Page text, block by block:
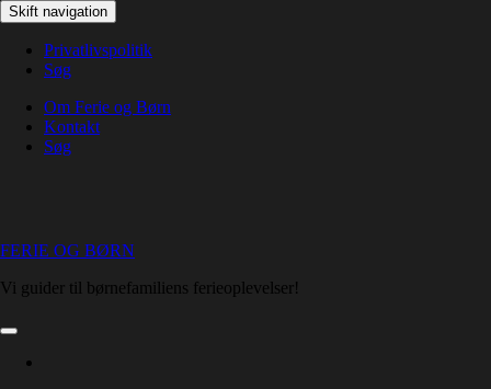
Skip
to
content
Skift navigation
Privatlivspolitik
Søg
Om Ferie og Børn
Kontakt
Søg
FERIE OG BØRN
Vi guider til børnefamiliens ferieoplevelser!